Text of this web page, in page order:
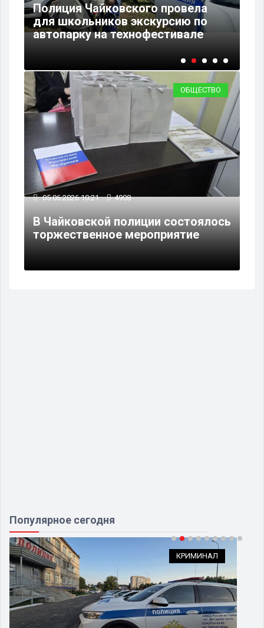
Полиция Чайковского провела
для школьников экскурсию по
автопарку на технофестивале
ОБЩЕСТВО
05.06.2026 10:21 4908
В Чайковской полиции состоялось
торжественное мероприятие
Популярное сегодня
КРИМИНАЛ